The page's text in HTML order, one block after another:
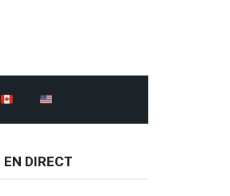
DIRECT